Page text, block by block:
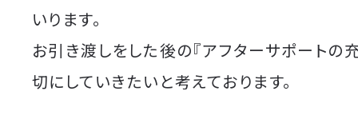
いります。
お引き渡しをした後の『アフターサポートの
切にしていきたいと考えております。